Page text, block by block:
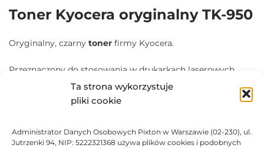
Ta strona wykorzystuje
pliki cookie
Administrator Danych Osobowych Pixton w Warszawie (02-230), ul.
Jutrzenki 94, NIP: 5222321368 używa plików cookies i podobnych
Toner Kyocera oryginalny TK-950
Oryginalny, czarny toner firmy Kyocera.
Przeznaczony do stosowania w drukarkach laserowych
Kyocera KM-3650w.
zaoszczędzić na kosztach eksploatacji, nie rezygnując